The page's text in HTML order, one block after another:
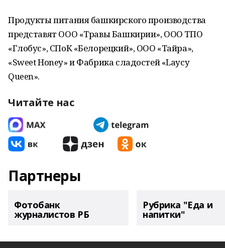
Продукты питания башкирского производства
представят ООО «Травы Башкирии», ООО ТПО
«Глобус», СПоК «Белорецкий», ООО «Тайра»,
«Sweet Honey» и Фабрика сладостей «Laycy
Queen».
Читайте нас
Партнеры
Фотобанк
журналистов РБ
Рубрика "Еда и
напитки"